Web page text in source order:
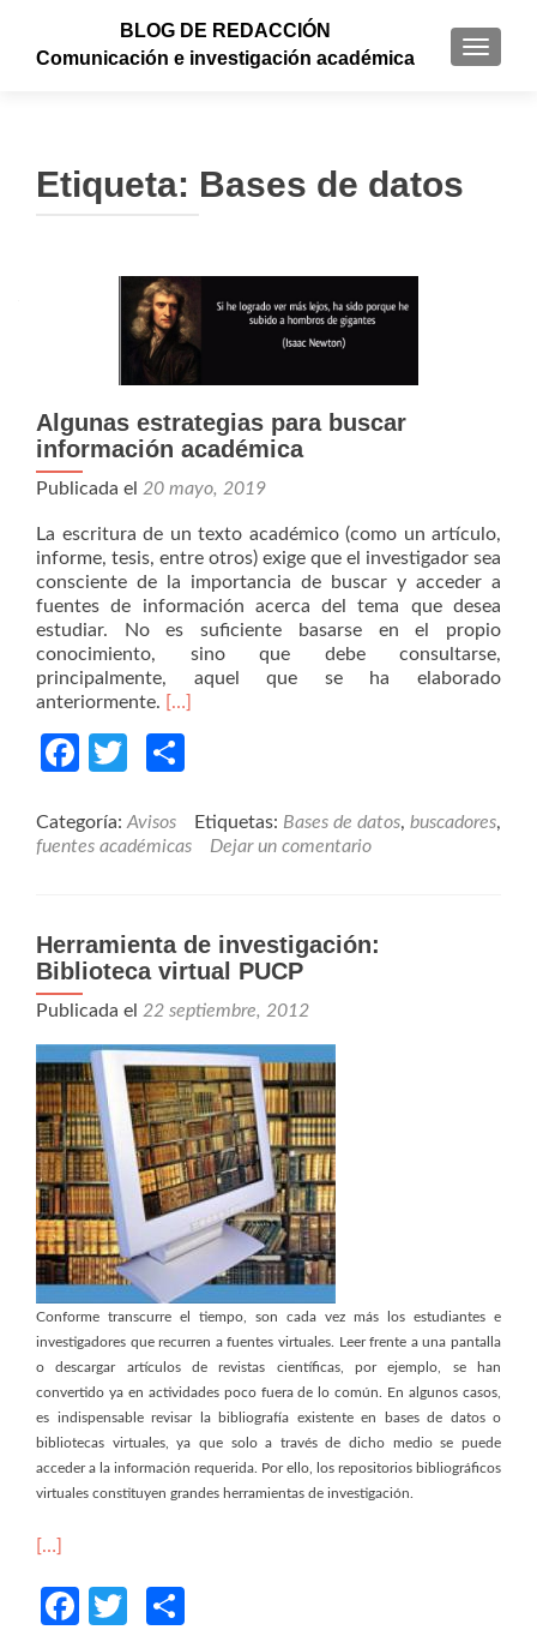
BLOG DE REDACCIÓN
Comunicación e investigación académica
Etiqueta: Bases de datos
Algunas estrategias para buscar
información académica
Publicada el 20 mayo, 2019
La escritura de un texto académico (como un artículo,
informe, tesis, entre otros) exige que el investigador sea
consciente de la importancia de buscar y acceder a
fuentes de información acerca del tema que desea
estudiar. No es suficiente basarse en el propio
conocimiento, sino que debe consultarse,
principalmente, aquel que se ha elaborado
anteriormente. Read
about
Algunas
para
buscar
[…]
Facebook
Twitter
Categoría: Avisos Etiquetas: Bases de datos, buscadores,
fuentes académicas
Dejar un comentario
Herramienta de investigación:
Biblioteca virtual PUCP
Publicada el 22 septiembre, 2012
Conforme transcurre el tiempo, son cada vez más los estudiantes e
investigadores que recurren a fuentes virtuales. Leer frente a una pantalla
o descargar artículos de revistas científicas, por ejemplo, se han
convertido ya en actividades poco fuera de lo común. En algunos casos,
es indispensable revisar la bibliografía existente en bases de datos o
bibliotecas virtuales, ya que solo a través de dicho medio se puede
acceder a la información requerida. Por ello, los repositorios bibliográficos
virtuales constituyen grandes herramientas de investigación.
[…]
Facebook
Twitter